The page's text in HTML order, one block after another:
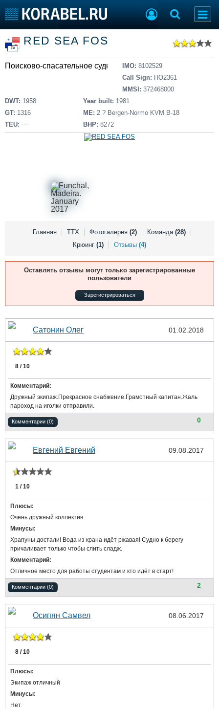
Тип судна
Добавить судно
Добавить проект
Последние 100
Пульс
Новости
Компании
Репутация
Торговая площадка
Доска объявлений
Продажа флота
Оборудование
Изделия
Конференции
Личности
Форум
Отзывы
PA
RED SEA FOS
Поисково-спасательное судно IMO: 8102529
Call Sign: HO2361
MMSI: 372468000
DWT: 1958
GT: 1316
TEU: ----
Year built: 1981
ME: 2 ? Bergen-Normo KVM B-18
BHP: 8272
Главная ТТХ Фотогалерея (2) Команда (28)
Крюинг (1) Отзывы (4)
Оставлять отзывы могут только зарегистрированные
пользователи
Зарегистрироваться
Сатонин Олег 01.02.2018
8 / 10
Комментарий:
Дружный экипаж.Прекрасное снабжение.Грамотный капитан.Жаль
пароход на иголки отправили.
Комментарии (0) 0
Евгений Евгений 09.08.2017
1 / 10
Плюсы:
Очень дружный коллектив
Минусы:
Храпуны достали! Вода из крана идёт ржавая! Судно к берегу
причаливает только чтобы слить сладж.
Комментарий:
Отличное место для работы студентам и кто идёт в старт!
Комментарии (0) 2
Осипян Самвел 08.06.2017
8 / 10
Плюсы:
Экипаж отличный
Минусы:
Нет